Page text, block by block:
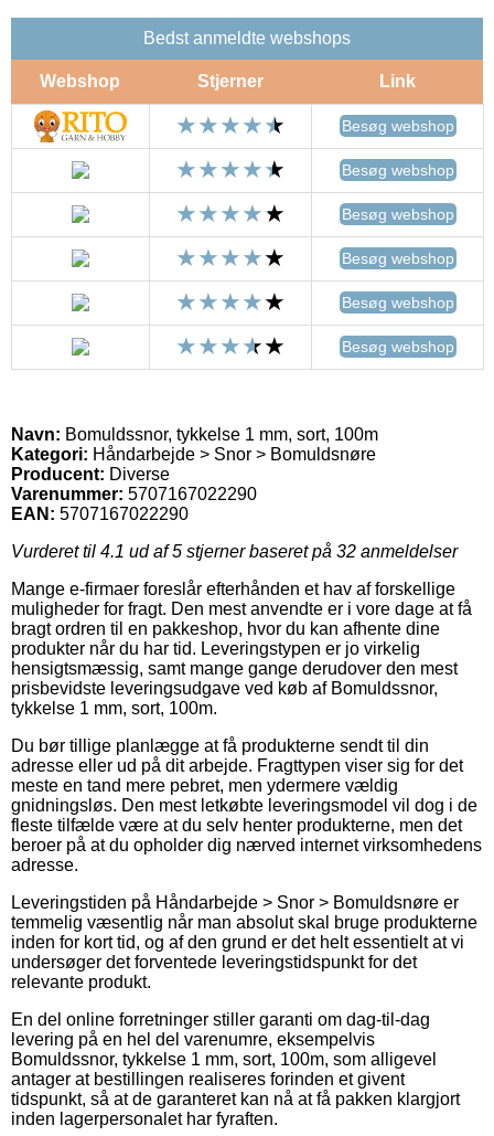
Bedst anmeldte webshops
Webshop Stjerner Link
Besøg webshop
Besøg webshop
Besøg webshop
Besøg webshop
Besøg webshop
Besøg webshop
Navn: Bomuldssnor, tykkelse 1 mm, sort, 100m
Kategori: Håndarbejde > Snor > Bomuldsnøre
Producent: Diverse
Varenummer: 5707167022290
EAN: 5707167022290
Vurderet til 4.1 ud af 5 stjerner baseret på 32 anmeldelser
Mange e-firmaer foreslår efterhånden et hav af forskellige
muligheder for fragt. Den mest anvendte er i vore dage at få
bragt ordren til en pakkeshop, hvor du kan afhente dine
produkter når du har tid. Leveringstypen er jo virkelig
hensigtsmæssig, samt mange gange derudover den mest
prisbevidste leveringsudgave ved køb af Bomuldssnor,
tykkelse 1 mm, sort, 100m.
Du bør tillige planlægge at få produkterne sendt til din
adresse eller ud på dit arbejde. Fragttypen viser sig for det
meste en tand mere pebret, men ydermere vældig
gnidningsløs. Den mest letkøbte leveringsmodel vil dog i de
fleste tilfælde være at du selv henter produkterne, men det
beroer på at du opholder dig nærved internet virksomhedens
adresse.
Leveringstiden på Håndarbejde > Snor > Bomuldsnøre er
temmelig væsentlig når man absolut skal bruge produkterne
inden for kort tid, og af den grund er det helt essentielt at vi
undersøger det forventede leveringstidspunkt for det
relevante produkt.
En del online forretninger stiller garanti om dag-til-dag
levering på en hel del varenumre, eksempelvis
Bomuldssnor, tykkelse 1 mm, sort, 100m, som alligevel
antager at bestillingen realiseres forinden et givent
tidspunkt, så at de garanteret kan nå at få pakken klargjort
inden lagerpersonalet har fyraften.